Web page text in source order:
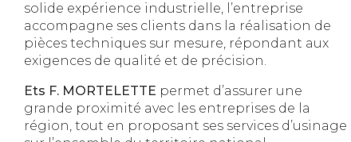
solide expérience industrielle, l’entreprise
accompagne ses clients dans la réalisation de
pièces techniques sur mesure, répondant aux
exigences de qualité et de précision.
Ets F. MORTELETTE permet d’assurer une
grande proximité avec les entreprises de la
région, tout en proposant ses services d’usinage